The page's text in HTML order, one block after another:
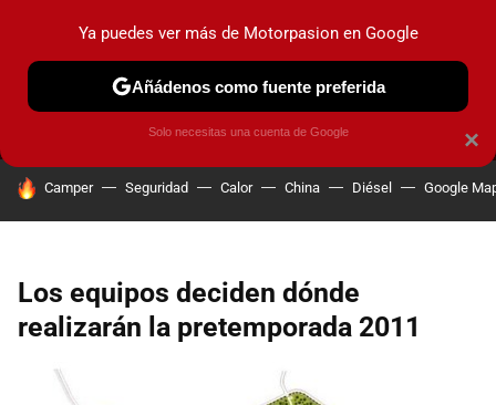
MENÚ NUEVO
COCHES ELÉCTRICOS OBSERVATORIO
HOY SE HABLA DE
Camper Seguridad Calor China Diésel Google
Los equipos deciden dónde
realizarán la pretemporada 2011
×
Ya puedes ver más de Motorpasion en Google
Añádenos como fuente preferida
Solo necesitas una cuenta de Google